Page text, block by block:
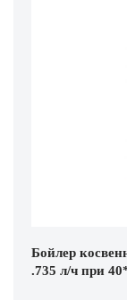
Бойлер
.735 л/ч при